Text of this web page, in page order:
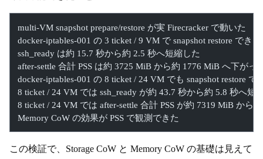
multi-VM snapshot prepare/restore が実 Firecracker で動いた
docker-iptables-001 の 3 ticket / 9 VM で snapshot restore できた
ssh_ready は約 15.7 秒から約 2.5 秒へ短縮した
after-settle 合計 PSS は約 3725 MiB から約 1776 MiB へ下がっ
docker-iptables-001 の 8 ticket / 24 VM でも snapshot restore で
8 ticket / 24 VM では ssh_ready が約 43.7 秒から約 5.8 秒へ短
8 ticket / 24 VM では after-settle 合計 PSS が約 7319 MiB から
Memory CoW の効果が PSS で観測できた
この検証で、Storage CoW と Memory CoW の基礎は見えて